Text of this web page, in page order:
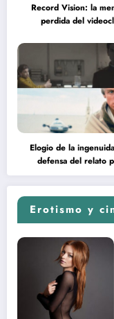
Record Vision: la
perdida del
Elogio de la
defensa del relato
Erotismo y